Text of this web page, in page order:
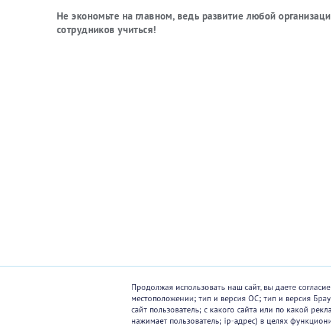
Не экономьте на главном, ведь развитие любой
сотрудников учиться!
Продолжая использовать наш сайт, вы даете
местоположении; тип и версия ОС; тип и версия
сайт пользователь; с какого сайта или по какой
нажимает пользователь; ip-адрес) в целях